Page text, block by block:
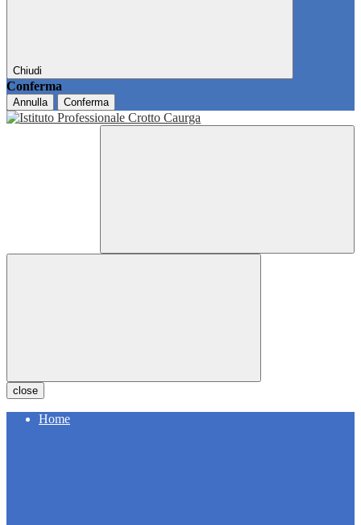
Chiudi
Conferma
Annulla Conferma
close
Home